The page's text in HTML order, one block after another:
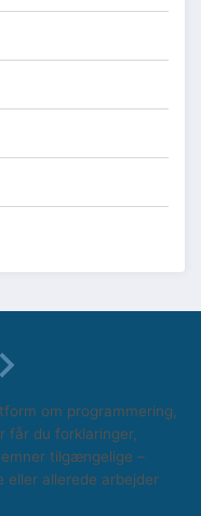
om programmering,
får du forklaringer,
tilgængelige –
eller allerede arbejder